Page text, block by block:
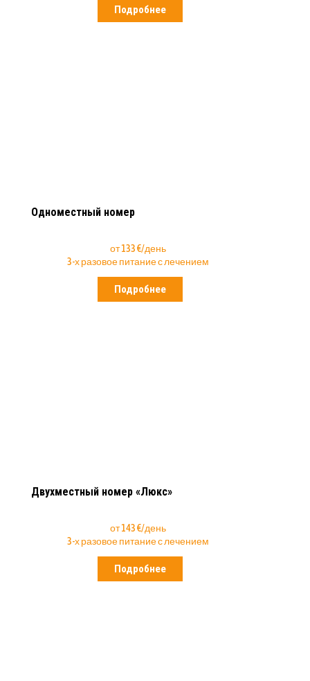
Подробнее
Одноместный номер
от 133 €/день
3-х разовое питание с лечением
Подробнее
Двухместный номер «Люкс»
от 143 €/день
3-х разовое питание с лечением
Подробнее